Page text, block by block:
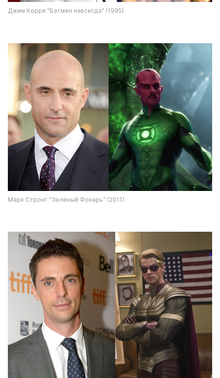
Джим Керри "Бэтмен навсегда" (1995)
Марк Стронг "Зелёный Фонарь" (2011)